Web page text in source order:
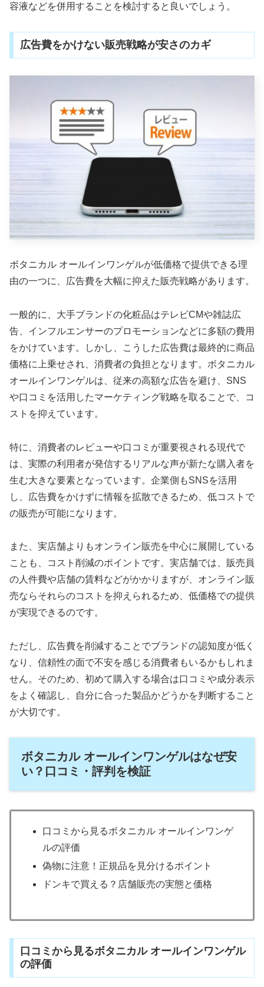
容液などを併用することを検討すると良いでしょう。
広告費をかけない販売戦略が安さのカギ
ボタニカル オールインワンゲルが低価格で提供できる理
由の一つに、広告費を大幅に抑えた販売戦略があります。
一般的に、大手ブランドの化粧品はテレビCMや雑誌広
告、インフルエンサーのプロモーションなどに多額の費用
をかけています。しかし、こうした広告費は最終的に商品
価格に上乗せされ、消費者の負担となります。ボタニカル
オールインワンゲルは、従来の高額な広告を避け、SNS
や口コミを活用したマーケティング戦略を取ることで、コ
ストを抑えています。
特に、消費者のレビューや口コミが重要視される現代で
は、実際の利用者が発信するリアルな声が新たな購入者を
生む大きな要素となっています。企業側もSNSを活用
し、広告費をかけずに情報を拡散できるため、低コストで
の販売が可能になります。
また、実店舗よりもオンライン販売を中心に展開している
ことも、コスト削減のポイントです。実店舗では、販売員
の人件費や店舗の賃料などがかかりますが、オンライン販
売ならそれらのコストを抑えられるため、低価格での提供
が実現できるのです。
ただし、広告費を削減することでブランドの認知度が低く
なり、信頼性の面で不安を感じる消費者もいるかもしれま
せん。そのため、初めて購入する場合は口コミや成分表示
をよく確認し、自分に合った製品かどうかを判断すること
が大切です。
ボタニカル オールインワンゲルはなぜ安
い？口コミ・評判を検証
口コミから見るボタニカル オールインワンゲ
ルの評価
偽物に注意！正規品を見分けるポイント
ドンキで買える？店舗販売の実態と価格
口コミから見るボタニカル オールインワンゲル
の評価